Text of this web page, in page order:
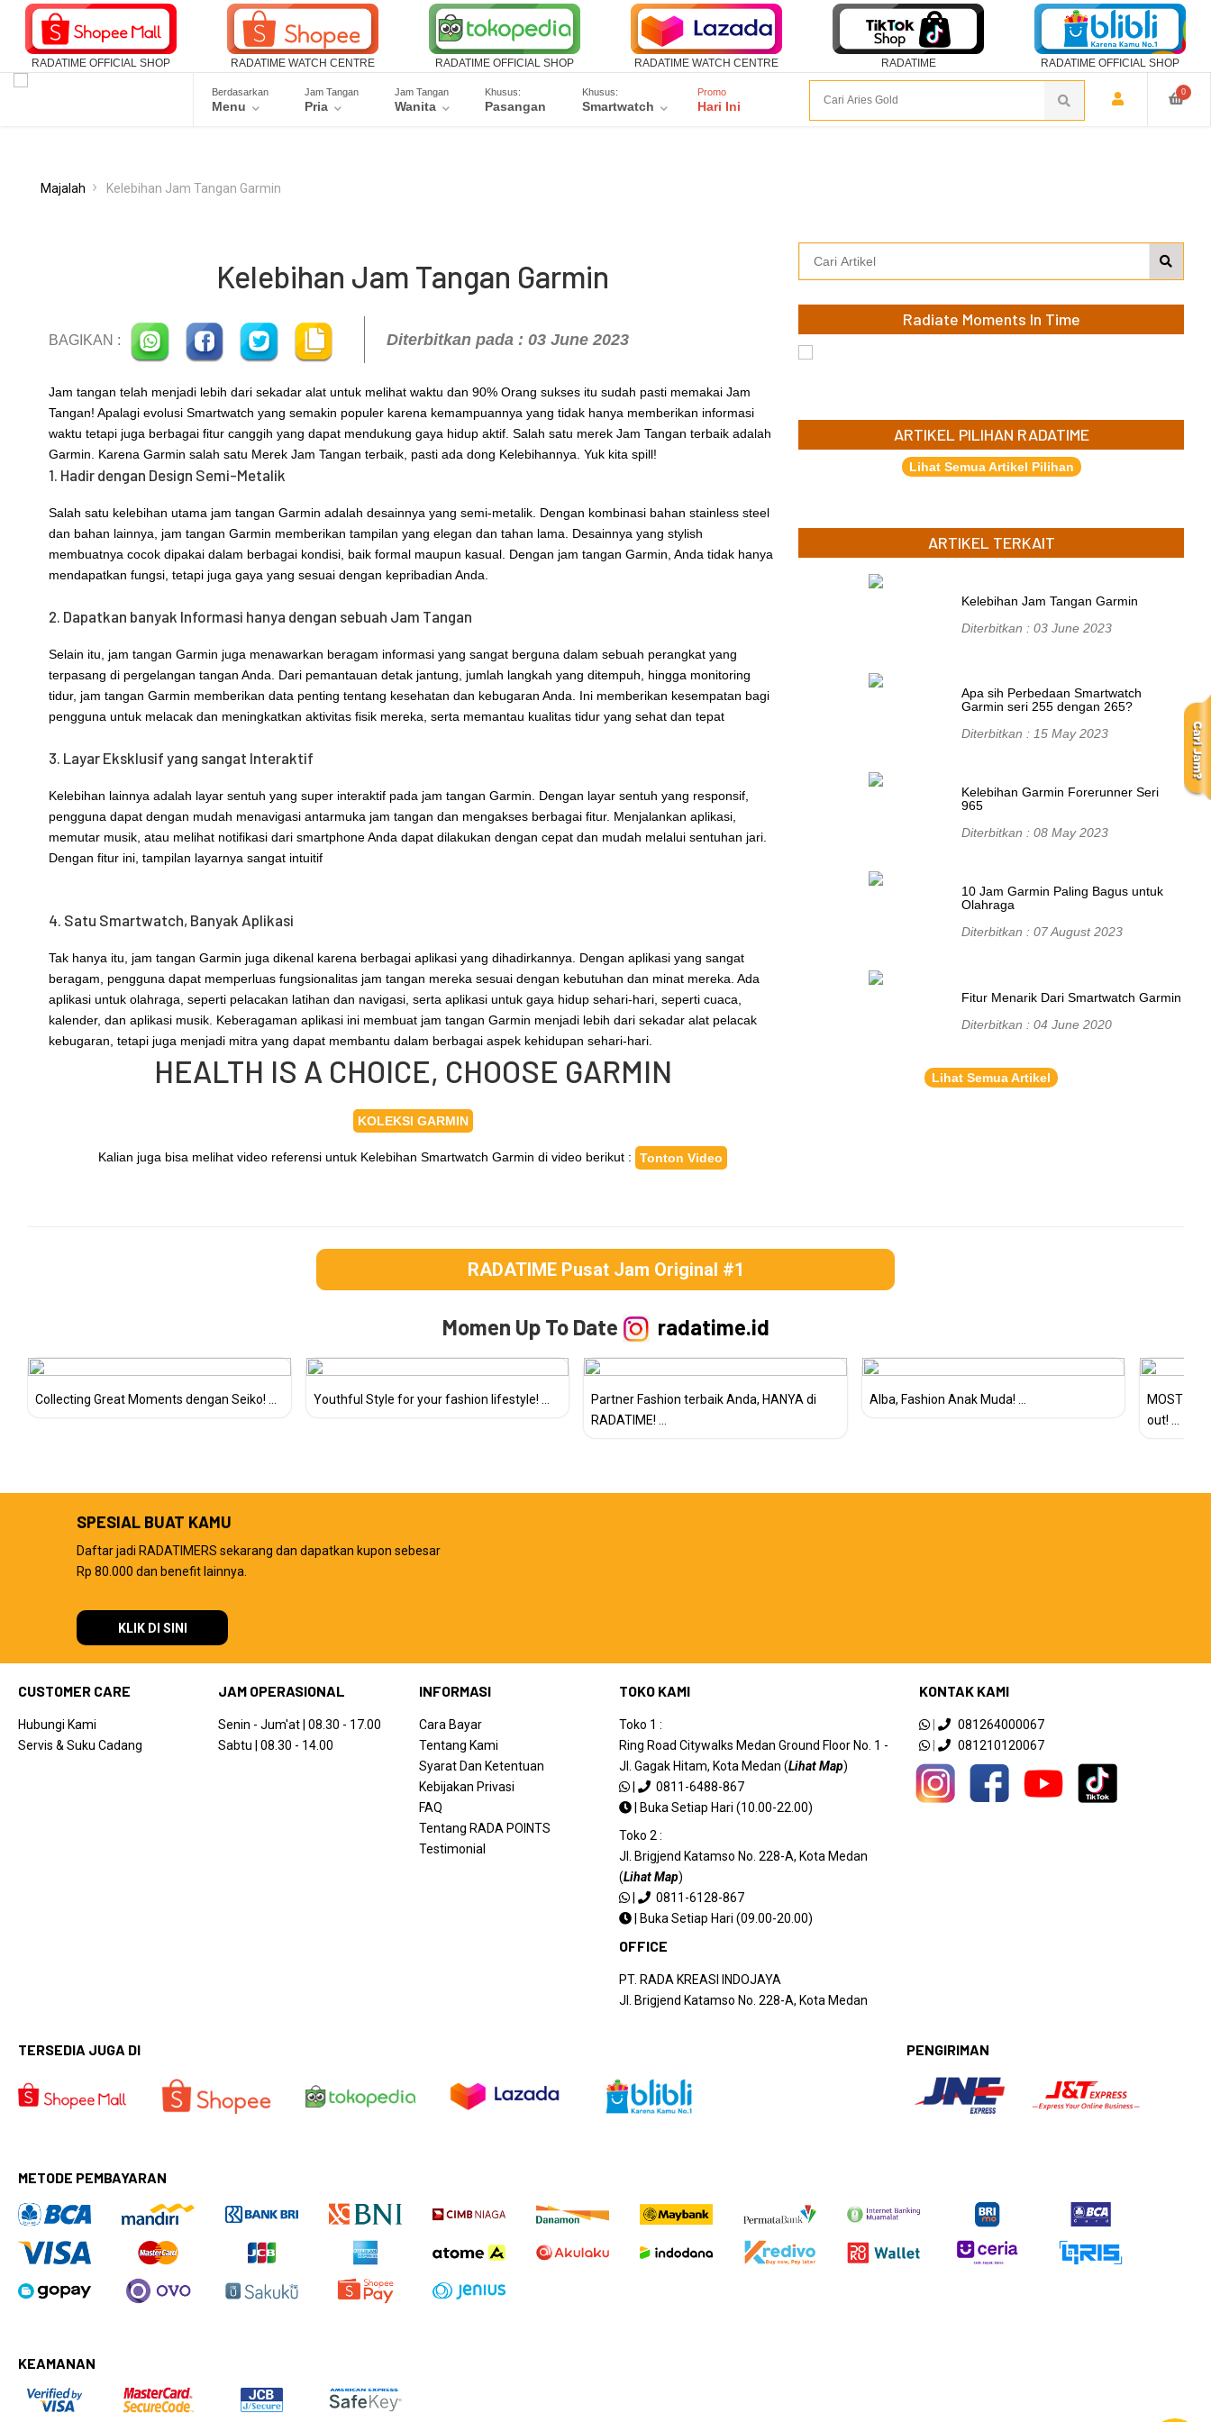
RADATIME OFFICIAL SHOP RADATIME WATCH CENTRE RADATIME OFFICIAL SHOP RADATIME WATCH CENTRE RADATIME RADATIME OFFICIAL SHOP
Berdasarkan
Menu
Jam Tangan
Pria
Jam Tangan
Wanita
Khusus:
Pasangan
Khusus:
Smartwatch
Promo
Hari Ini
0
Majalah Kelebihan Jam Tangan Garmin
Kelebihan Jam Tangan Garmin
BAGIKAN : Diterbitkan pada : 03 June 2023
Jam tangan telah menjadi lebih dari sekadar alat untuk melihat waktu dan 90% Orang sukses itu sudah pasti memakai Jam
Tangan! Apalagi evolusi Smartwatch yang semakin populer karena kemampuannya yang tidak hanya memberikan informasi
waktu tetapi juga berbagai fitur canggih yang dapat mendukung gaya hidup aktif. Salah satu merek Jam Tangan terbaik adalah
Garmin. Karena Garmin salah satu Merek Jam Tangan terbaik, pasti ada dong Kelebihannya. Yuk kita spill!
1. Hadir dengan Design Semi-Metalik
Salah satu kelebihan utama jam tangan Garmin adalah desainnya yang semi-metalik. Dengan kombinasi bahan stainless steel
dan bahan lainnya, jam tangan Garmin memberikan tampilan yang elegan dan tahan lama. Desainnya yang stylish
membuatnya cocok dipakai dalam berbagai kondisi, baik formal maupun kasual. Dengan jam tangan Garmin, Anda tidak hanya
mendapatkan fungsi, tetapi juga gaya yang sesuai dengan kepribadian Anda.
2. Dapatkan banyak Informasi hanya dengan sebuah Jam Tangan
Selain itu, jam tangan Garmin juga menawarkan beragam informasi yang sangat berguna dalam sebuah perangkat yang
terpasang di pergelangan tangan Anda. Dari pemantauan detak jantung, jumlah langkah yang ditempuh, hingga monitoring
tidur, jam tangan Garmin memberikan data penting tentang kesehatan dan kebugaran Anda. Ini memberikan kesempatan bagi
pengguna untuk melacak dan meningkatkan aktivitas fisik mereka, serta memantau kualitas tidur yang sehat dan tepat
3. Layar Eksklusif yang sangat Interaktif
Kelebihan lainnya adalah layar sentuh yang super interaktif pada jam tangan Garmin. Dengan layar sentuh yang responsif,
pengguna dapat dengan mudah menavigasi antarmuka jam tangan dan mengakses berbagai fitur. Menjalankan aplikasi,
memutar musik, atau melihat notifikasi dari smartphone Anda dapat dilakukan dengan cepat dan mudah melalui sentuhan jari.
Dengan fitur ini, tampilan layarnya sangat intuitif
4. Satu Smartwatch, Banyak Aplikasi
Tak hanya itu, jam tangan Garmin juga dikenal karena berbagai aplikasi yang dihadirkannya. Dengan aplikasi yang sangat
beragam, pengguna dapat memperluas fungsionalitas jam tangan mereka sesuai dengan kebutuhan dan minat mereka. Ada
aplikasi untuk olahraga, seperti pelacakan latihan dan navigasi, serta aplikasi untuk gaya hidup sehari-hari, seperti cuaca,
kalender, dan aplikasi musik. Keberagaman aplikasi ini membuat jam tangan Garmin menjadi lebih dari sekadar alat pelacak
kebugaran, tetapi juga menjadi mitra yang dapat membantu dalam berbagai aspek kehidupan sehari-hari.
HEALTH IS A CHOICE, CHOOSE GARMIN
KOLEKSI GARMIN
Kalian juga bisa melihat video referensi untuk Kelebihan Smartwatch Garmin di video berikut : Tonton Video
Radiate Moments In Time
ARTIKEL PILIHAN RADATIME
Lihat Semua Artikel Pilihan
ARTIKEL TERKAIT
Kelebihan Jam Tangan Garmin
Diterbitkan : 03 June 2023
Apa sih Perbedaan Smartwatch
Garmin seri 255 dengan 265?
Diterbitkan : 15 May 2023
Kelebihan Garmin Forerunner Seri
965
Diterbitkan : 08 May 2023
10 Jam Garmin Paling Bagus untuk
Olahraga
Diterbitkan : 07 August 2023
Fitur Menarik Dari Smartwatch Garmin
Diterbitkan : 04 June 2020
Lihat Semua Artikel
RADATIME Pusat Jam Original #1
Momen Up To Date radatime.id
Collecting Great Moments dengan Seiko! ... Youthful Style for your fashion lifestyle! ...
Partner Fashion terbaik Anda, HANYA di
RADATIME! ...
Alba, Fashion Anak Muda! ...
MOST
out! ...
SPESIAL BUAT KAMU
Daftar jadi RADATIMERS sekarang dan dapatkan kupon sebesar
Rp 80.000 dan benefit lainnya.
KLIK DI SINI
CUSTOMER CARE
Hubungi Kami
Servis & Suku Cadang
JAM OPERASIONAL
Senin - Jum'at | 08.30 - 17.00
Sabtu | 08.30 - 14.00
INFORMASI
Cara Bayar
Tentang Kami
Syarat Dan Ketentuan
Kebijakan Privasi
FAQ
Tentang RADA POINTS
Testimonial
TOKO KAMI
Toko 1 :
Ring Road Citywalks Medan Ground Floor No. 1 -
Jl. Gagak Hitam, Kota Medan (Lihat Map)
|
0811-6488-867
|
Buka Setiap Hari (10.00-22.00)
Toko 2 :
Jl. Brigjend Katamso No. 228-A, Kota Medan
(Lihat Map)
|
0811-6128-867
|
Buka Setiap Hari (09.00-20.00)
OFFICE
PT. RADA KREASI INDOJAYA
Jl. Brigjend Katamso No. 228-A, Kota Medan
KONTAK KAMI
|
081264000067
|
081210120067
TERSEDIA JUGA DI PENGIRIMAN
METODE PEMBAYARAN
KEAMANAN